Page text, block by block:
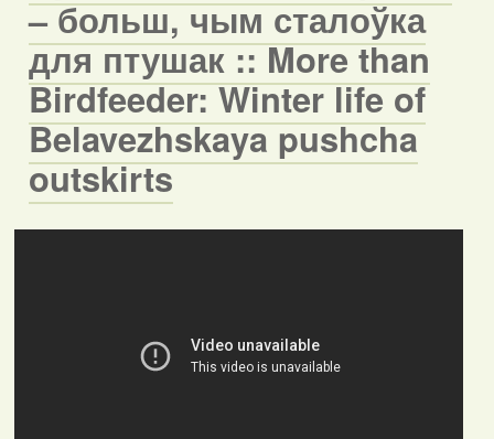
– больш, чым сталоўка
для птушак :: More than
Birdfeeder: Winter life of
Belavezhskaya pushcha
outskirts